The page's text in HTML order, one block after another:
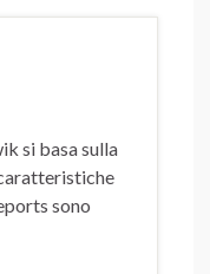
si basa sulla
sono